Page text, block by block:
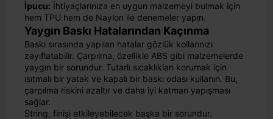
İpucu: İhtiyaçlarınıza en uygun malzemeyi bulmak için
hem TPU hem de Naylon ile denemeler yapın.
Yaygın Baskı Hatalarından Kaçınma
Baskı sırasında yapılan hatalar gözlük kollarınızı
zayıflatabilir. Çarpılma, özellikle ABS gibi malzemelerde
yaygın bir sorundur. Tutarlı sıcaklıkları korumak için
ısıtmalı bir yatak ve kapalı bir baskı odası kullanın. Bu,
çarpılma riskini azaltır ve daha iyi katman yapışması
sağlar.
String, finişi etkileyebilecek başka bir sorundur.